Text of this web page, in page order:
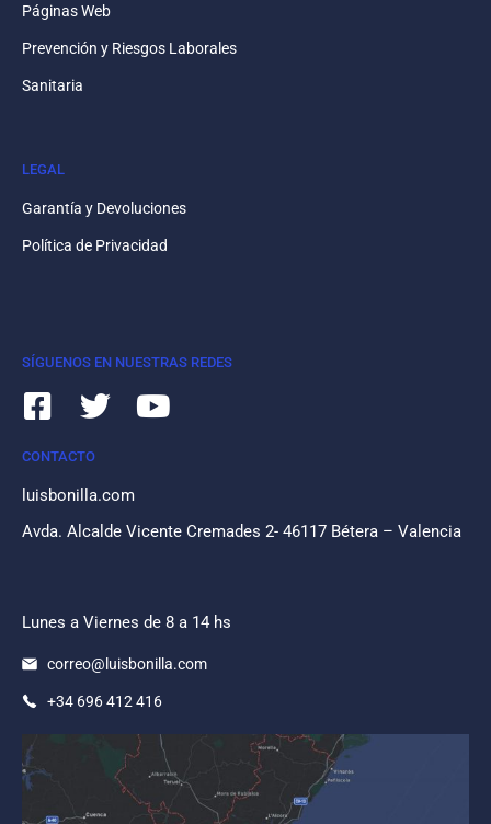
Páginas Web
Prevención y Riesgos Laborales
Sanitaria
LEGAL
Garantía y Devoluciones
Política de Privacidad
SÍGUENOS EN NUESTRAS REDES
CONTACTO
luisbonilla.com
Avda. Alcalde Vicente Cremades 2- 46117 Bétera – Valencia
Lunes a Viernes de 8 a 14 hs
correo@luisbonilla.com
+34 696 412 416